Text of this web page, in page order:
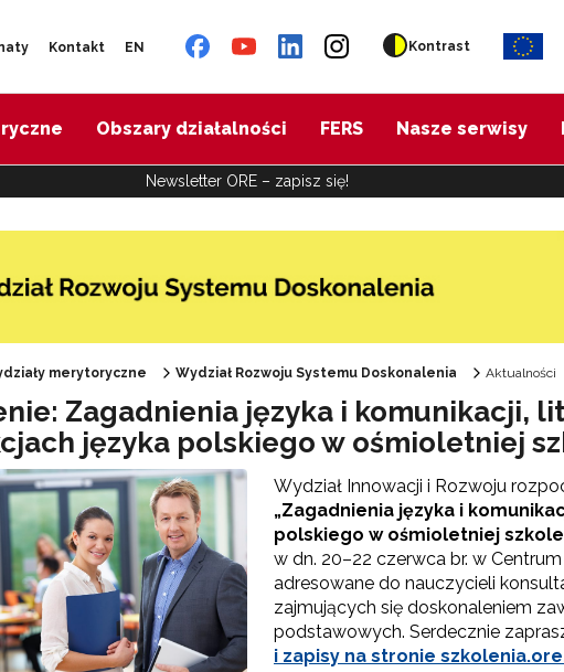
Kontakt EN Kontrast
Obszary działalności FERS Nasze serwisy
Newsletter ORE – zapisz się!
merytoryczne Wydział Rozwoju Systemu Doskonalenia Aktualności
Zagadnienia języka i komunikacji,
języka polskiego w ośmioletniej
Wydział Innowacji i Rozwoju
„Zagadnienia języka i
polskiego w ośmioletniej
w dn. 20–22 czerwca br. w
adresowane do nauczycieli
zajmujących się doskonaleniem
podstawowych. Serdecznie
i zapisy na stronie